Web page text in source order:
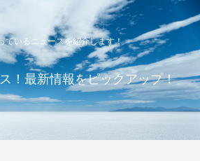
ているニュースを紹介します！
！最新情報をピックアップ！